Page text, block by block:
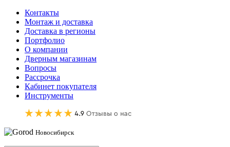
Контакты
Монтаж и доставка
Доставка в регионы
Портфолио
О компании
Дверным магазинам
Вопросы
Рассрочка
Кабинет покупателя
Инструменты
Новосибирск